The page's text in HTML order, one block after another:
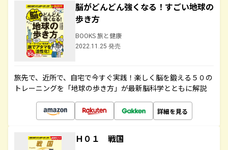
脳がどんどん強くなる！すごい地球の
歩き方
BOOKS 旅と健康
2022.11.25 発売
旅先で、近所で、自宅で今すぐ実践！楽しく脳を鍛える５０の
トレーニングを「地球の歩き方」が最新脳科学とともに解説
詳細を見る
Ｈ０１ 戦国